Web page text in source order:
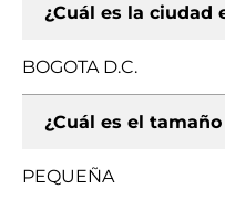
¿Cuál es la ciudad
BOGOTA D.C.
¿Cuál es el
PEQUEÑA